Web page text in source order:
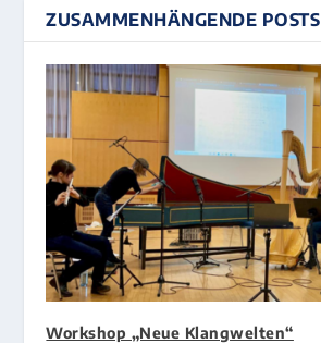
ZUSAMMENHÄNGENDE POSTS
Workshop „Neue Klangwelten“